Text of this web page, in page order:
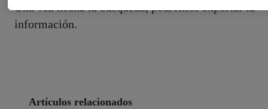
Una vez hecha la búsqueda, podremos exportar la
información.
Artículos relacionados